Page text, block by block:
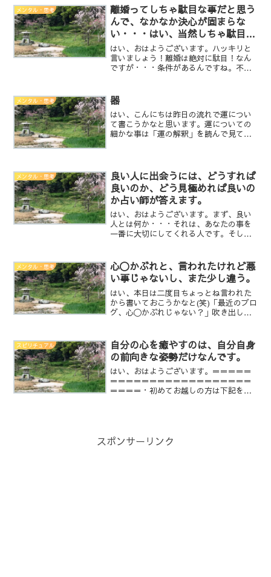
て運も溢すし、苛立って支離滅裂な事を
言ったりもしちゃいます。...
メンタル・思考
離婚ってしちゃ駄目な事だと思う
んで、なかなか決心が固まらな
い・・・はい、当然しちゃ駄目な
事です！
はい、おはようございます。ハッキリと
言いましょう！離婚は絶対に駄目！なん
ですが・・・条件があるんですね。不倫
婚して下さい。でも、そうじゃない場
合・・・例えば、旦那が休み...
メンタル・思考 器
はい、こんにちは昨日の流れで運につい
て書こうかなと思います。運についての
細かな事は「運の解釈」を読んで見て下
皆、溢れるかも知れないっ...
メンタル・思考
良い人に出会うには、どうすれば
良いのか、どう見極めれば良いの
か占い師が答えます。
はい、おはようございます。まず、良い
人とは何か・・・それは、あなたの事を
一番に大切にしてくれる人です。そし
人です。甘やかすだけだったり、あなた
の事をちゃんと見ずに勝手な...
メンタル・思考
心〇かぶれと、言われたけれど悪
い事じゃないし、また少し違う。
はい、本日は二度目ちょっとね言われた
から書いておこうかなと(笑)「最近のブロ
グ、心〇かぶれじゃない？」吹き出しそ
凄いと思うし通じる所もあるからね占い
師と心理カウンセ...
スピリチュアル
自分の心を癒やすのは、自分自身
の前向きな姿勢だけなんです。
はい、おはようございます。＝＝＝＝＝
＝＝＝＝＝＝＝＝＝＝＝＝＝＝＝＝＝＝
＝＝＝＝・初めてお越しの方は下記をご
スポンサーリンク